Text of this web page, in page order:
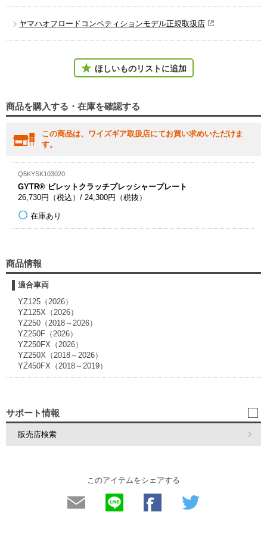
ヤマハオフロードコンペティションモデル正規取扱店
ほしいものリストに追加
商品を購入する・在庫を確認する
この商品は、ワイズギア取扱店にてお買い求めいただけま
す。
Q5KYSK103020
GYTR® ビレットクラッチプレッシャープレート
26,730円（税込）/ 24,300円（税抜）
在庫あり
商品情報
適合車両
YZ125（2026）
YZ125X（2026）
YZ250（2018～2026）
YZ250F（2026）
YZ250FX（2026）
YZ250X（2018～2026）
YZ450FX（2018～2019）
サポート情報
販売店検索
このアイテムをシェアする